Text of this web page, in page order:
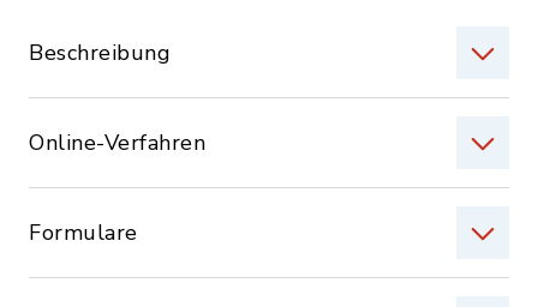
Beschreibung
Online-Verfahren
Formulare